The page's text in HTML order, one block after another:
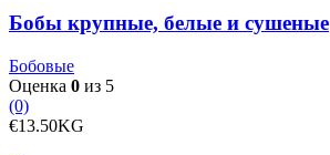
Бобы крупные, белые и сушеные
Бобовые
Оценка 0 из 5
(0)
€13.50KG